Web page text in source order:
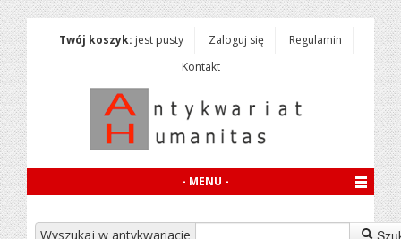
Twój koszyk: jest pusty Zaloguj się
Regulamin
Kontakt
- MENU -
Wyszukaj w antykwariacie